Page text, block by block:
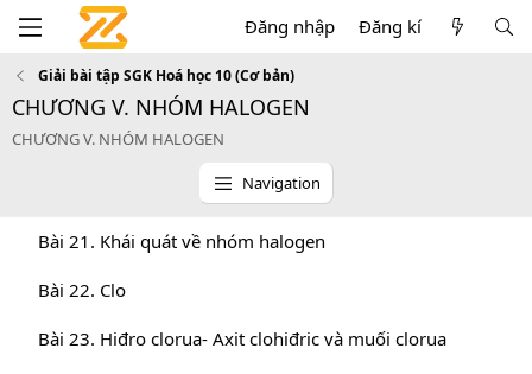
Đăng nhập Đăng kí
Giải bài tập SGK Hoá học 10 (Cơ bản)
CHƯƠNG V. NHÓM HALOGEN
CHƯƠNG V. NHÓM HALOGEN
Navigation
Bài 21. Khái quát về nhóm halogen
Bài 22. Clo
Bài 23. Hiđro clorua- Axit clohiđric và muối clorua